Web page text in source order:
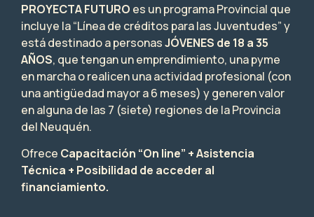
PROYECTA FUTURO es un programa Provincial que
incluye la “Línea de créditos para las Juventudes” y
está destinado a personasJÓVENES de 18 a 35
AÑOS, que tengan un emprendimiento, una pyme
en marcha o realicen una actividad profesional (con
una antigüedad mayor a 6 meses) y generen valor
en alguna de las 7 (siete) regiones de la Provincia
del Neuquén.
Ofrece Capacitación “On line” + Asistencia
Técnica + Posibilidad de acceder al
financiamiento.